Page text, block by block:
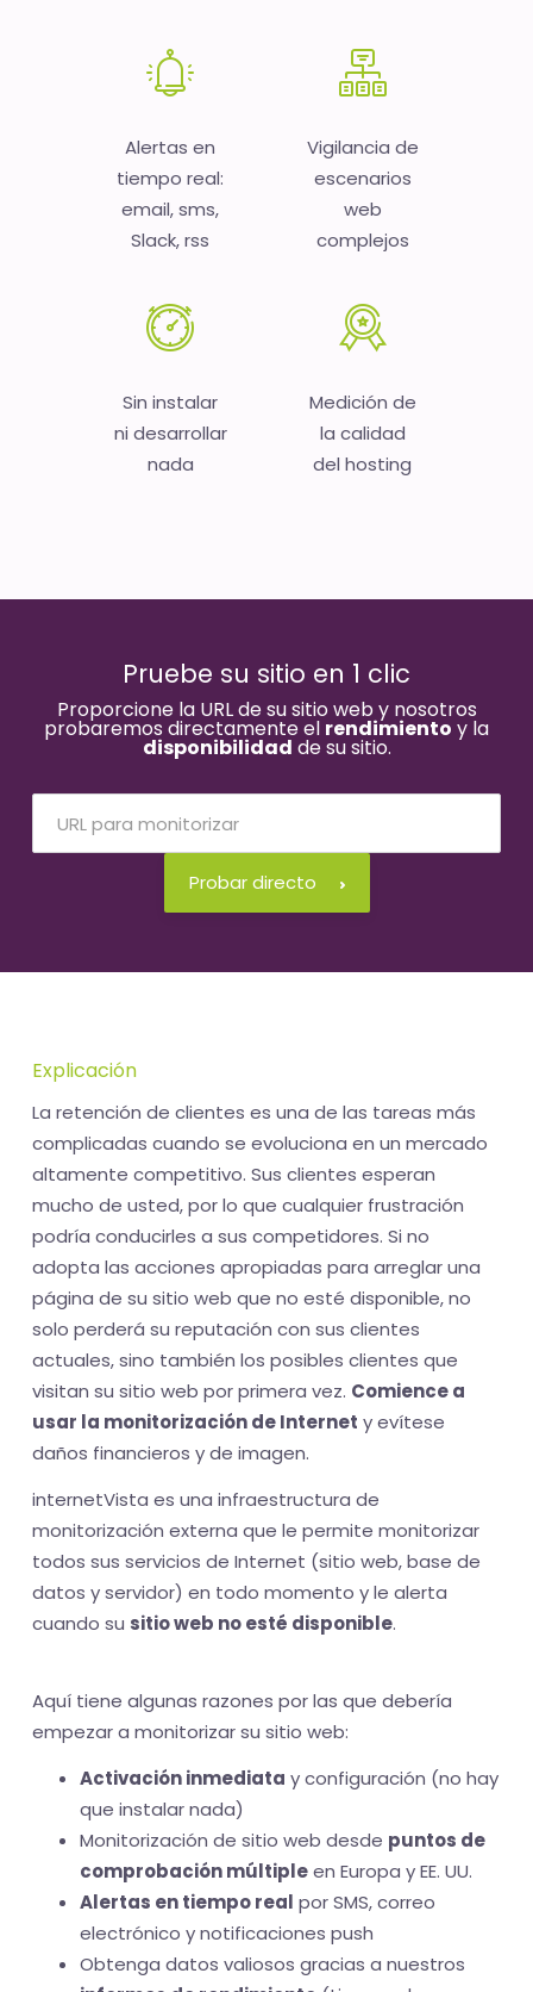
Alertas en
tiempo real:
email, sms,
Slack, rss
Vigilancia de
escenarios
web
complejos
Sin instalar
ni desarrollar
nada
Medición de
la calidad
del hosting
Pruebe su sitio en 1 clic
Proporcione la URL de su sitio web y nosotros
probaremos directamente el rendimiento y la
disponibilidad de su sitio.
Probar directo
Explicación
La retención de clientes es una de las tareas más
complicadas cuando se evoluciona en un mercado
altamente competitivo. Sus clientes esperan
mucho de usted, por lo que cualquier frustración
podría conducirles a sus competidores. Si no
adopta las acciones apropiadas para arreglar una
página de su sitio web que no esté disponible, no
solo perderá su reputación con sus clientes
actuales, sino también los posibles clientes que
visitan su sitio web por primera vez. Comience a
usar la monitorización de Internet y evítese
daños financieros y de imagen.
internetVista es una infraestructura de
monitorización externa que le permite monitorizar
todos sus servicios de Internet (sitio web, base de
datos y servidor) en todo momento y le alerta
cuando su sitio web no esté disponible.
Aquí tiene algunas razones por las que debería
empezar a monitorizar su sitio web:
Activación inmediata y configuración (no hay
que instalar nada)
Monitorización de sitio web desde puntos de
comprobación múltipleen Europa y EE. UU.
Alertas en tiempo real por SMS, correo
electrónico y notificaciones push
Obtenga datos valiosos gracias a nuestros